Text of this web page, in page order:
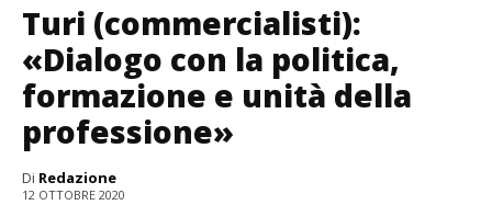
Turi (commercialisti):
«Dialogo con la politica,
formazione e unità della
professione»
Di Redazione
12 OTTOBRE 2020